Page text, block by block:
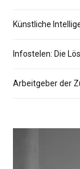
Künstliche
Infostelen: Die
Arbeitgeber der